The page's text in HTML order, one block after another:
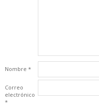
Nombre *
Correo
electrónico
*